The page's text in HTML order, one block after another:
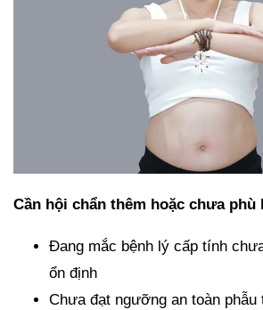
Cần hội chẩn thêm hoặc chưa phù
Đang mắc bệnh lý cấp tính
ổn định
Chưa đạt ngưỡng an toàn